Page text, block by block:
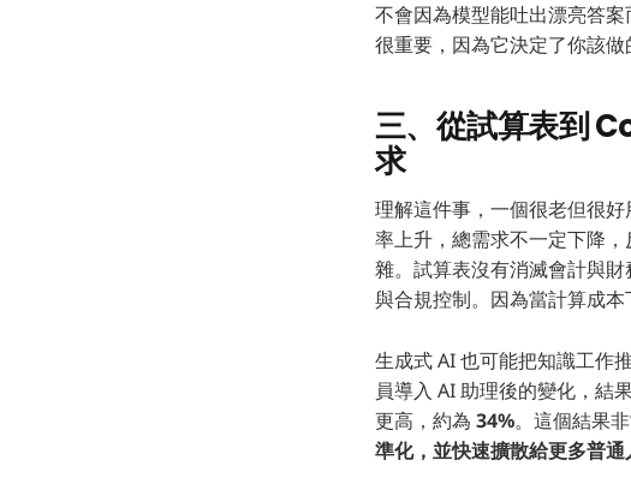
不會因為模型能吐出漂亮答案
很重要，因為它決定了你該做
三、從試算表到
求
理解這件事，一個很老但很
率上升，總需求不一定下降
雜。試算表沒有消滅會計與
與合規控制。因為當計算成本
生成式 AI 也可能把知識工作
員導入 AI 助理後的變化，結
更高，約為 34%。這個結果
準化，並快速擴散給更多普通